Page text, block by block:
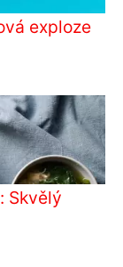
exploze
Skvělý